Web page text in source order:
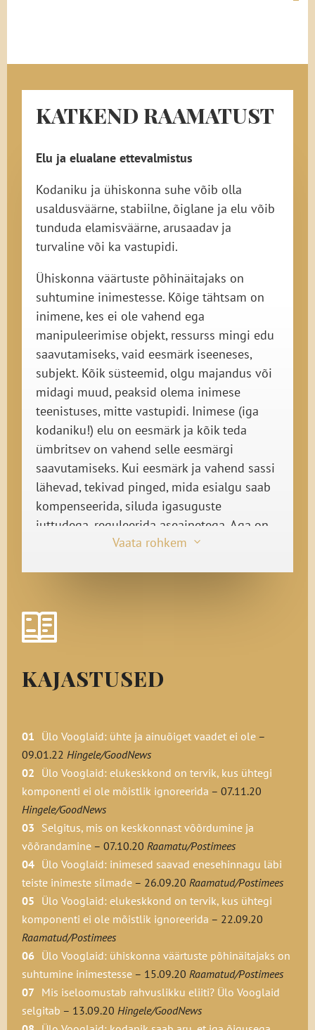
KATKEND RAAMATUST
Elu ja elualane ettevalmistus
Kodaniku ja ühiskonna suhe võib olla
usaldusväärne, stabiilne, õiglane ja elu võib
tunduda elamisväärne, arusaadav ja
turvaline või ka vastupidi.
Ühiskonna väärtuste põhinäitajaks on
suhtumine inimestesse. Kõige tähtsam on
inimene, kes ei ole vahend ega
manipuleerimise objekt, ressurss mingi edu
saavutamiseks, vaid eesmärk iseeneses,
subjekt. Kõik süsteemid, olgu majandus või
midagi muud, peaksid olema inimese
teenistuses, mitte vastupidi. Inimese (iga
kodaniku!) elu on eesmärk ja kõik teda
ümbritsev on vahend selle eesmärgi
saavutamiseks. Kui eesmärk ja vahend sassi
lähevad, tekivad pinged, mida esialgu saab
kompenseerida, siluda igasuguste
juttudega, reguleerida aseainetega. Aga on
vaid aja küsimus, mil võtab maad
eneseagressioon.
iseloomustavad eelpool nimetatud
karakteristikud, kuid lisaks ka see, millest
iseseisvalt orienteeruda, iseseisvalt ja koos
kaaslastega otsustada ja teostada, seostada
otsuseid teiste tegevuste ja süsteemisega.
Kuidagi toimetulekuks piisab
orienteerumisest. Selleks, et osaleda suurte
otsuste tegemises ja kaasa aidata nende
täitmisele, on vaja päris palju eeldusi. See,
kes tahab elu edasi viia, peab looma midagi
sellist, mida varem pole olnud, ja
saavutama kvaliteetseid üleminekuid
võimaldava süsteemsuse.
Vaata rohkem 3
KAJASTUSED
Ülo Vooglaid: ühte ja ainuõiget vaadet ei ole –
09.01.22 Hingele/GoodNews
Ülo Vooglaid: elukeskkond on tervik, kus ühtegi
komponenti ei ole mõistlik ignoreerida – 07.11.20
Hingele/GoodNews
Selgitus, mis on keskkonnast võõrdumine ja
võõrandamine – 07.10.20 Raamatu/Postimees
Ülo Vooglaid: inimesed saavad enesehinnagu läbi
teiste inimeste silmade – 26.09.20 Raamatud/Postimees
Ülo Vooglaid: elukeskkond on tervik, kus ühtegi
komponenti ei ole mõistlik ignoreerida – 22.09.20
Raamatud/Postimees
Ülo Vooglaid: ühiskonna väärtuste põhinäitajaks on
suhtumine inimestesse – 15.09.20 Raamatud/Postimees
Mis iseloomustab rahvuslikku eliiti? Ülo Vooglaid
selgitab – 13.09.20 Hingele/GoodNews